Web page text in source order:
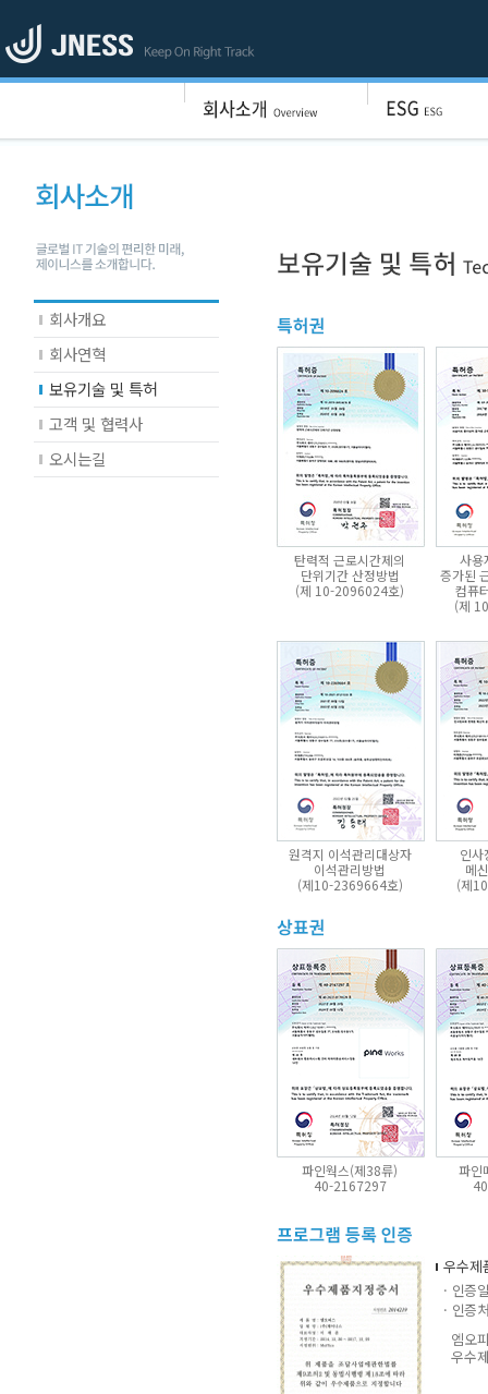
회사개요
회사연혁
보유기술 및 특허
고객 및 협력사
오시는길
탄력적 근로시간제의
단위기간 산정방법
(제 10-2096024호)
사용
증가된
컴퓨
(제
원격지 이석관리대상자
이석관리방법
(제10-2369664호)
인사
메
(제
파인웍스(제38류)
40-2167297
파인
우수제
· 인증
· 인증
엠오
우수